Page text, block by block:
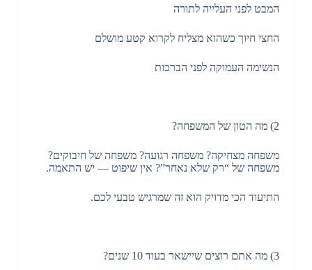
המבט לפני העלייה לתורה
החצי חיוך כשהוא מצליח לקרוא קטע מושלם
הנשימה העמוקה לפני הברכות
2) מה הטון של המשפחה?
משפחה מצחיקה? משפחה רגועה? משפחה של חיבוקים?
משפחה של “רק שלא נאחר”? אין שיפוט — יש התאמה.
התיעוד הכי מדויק הוא זה שמרגיש טבעי לכם.
3) מה אתם רוצים שיישאר בעוד 10 שנים?